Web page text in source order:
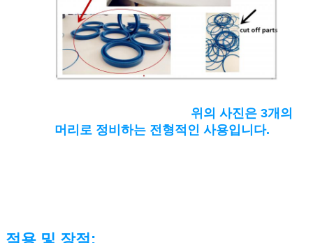
위의 사진은 3개의
머리로 정비하는 전형적인 사용입니다.
적용 및 장점: